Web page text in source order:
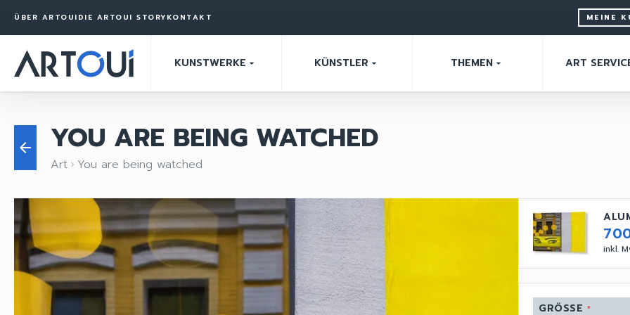
ÜBER ARTOUI DIE ARTOUI STORY KONTAKT MEINE
KUNSTWERKE arrow_drop_down KÜNSTLER arrow_drop_down THEMEN arrow_drop_down ART
arrow_back YOU ARE BEING WATCHED
Art keyboard_arrow_right You are being watched
inkl.
GRÖSSE *